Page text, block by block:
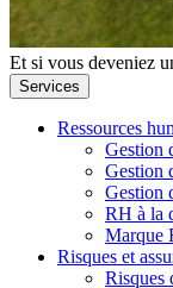
Et si vous deveniez
Services
Ressources
Gestion
Gestion
Gestion
RH à la
Marque
Risques et
Risques